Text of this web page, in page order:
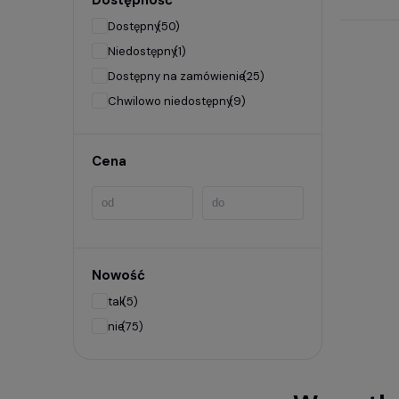
Chwilowo niedostępny(9)
Dostępny(50)
Niedostępny(1)
Dostępny na zamówienie(25)
Cena
Nowość
tak(5)
nie(75)